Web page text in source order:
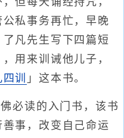
私事务再忙，早晚
凡先生写下四篇短
用来训诫他儿子，
四训 」这本书。
必读的入门书，该书
事，改变自己命运